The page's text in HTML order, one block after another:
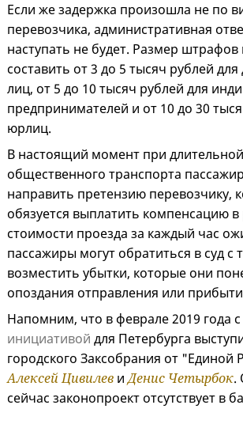
Если же задержка произошла не по
перевозчика, административная
наступать не будет. Размер
составить от 3 до 5 тысяч рублей
лиц, от 5 до 10 тысяч рублей для
предпринимателей и от 10 до 30
юрлиц.
В настоящий момент при
общественного транспорта
направить претензию перевозчику,
обязуется выплатить компенсацию в
стоимости проезда за каждый час
пассажиры могут обратиться в суд с
возместить убытки, которые они
опоздания отправления или
Напомним, что в феврале 2019 года с
инициативой для Петербурга
городского Заксобрания от "Единой
Алексей Цивилев иДенис Четырбок.
сейчас законопроект отсутствует в